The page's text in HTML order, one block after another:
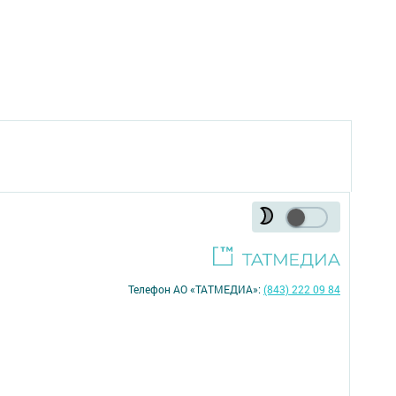
Телефон АО «ТАТМЕДИА»:(843) 222 09 84